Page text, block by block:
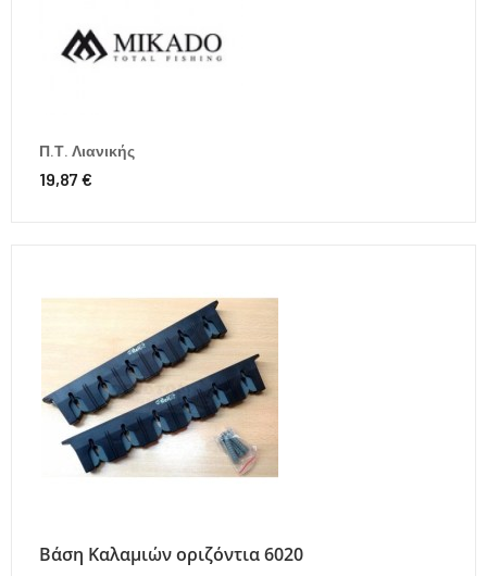
Π.Τ. Λιανικής
19,87 €
Βάση Καλαμιών οριζόντια 6020